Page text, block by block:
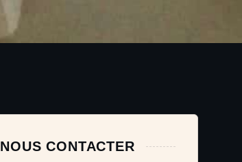
NOUS CONTACTER